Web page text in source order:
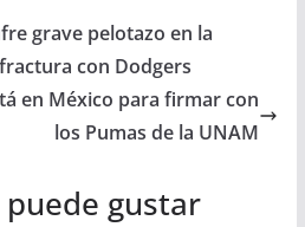
grave pelotazo en la
con Dodgers
en México para firmar con
los Pumas de la UNAM
gustar